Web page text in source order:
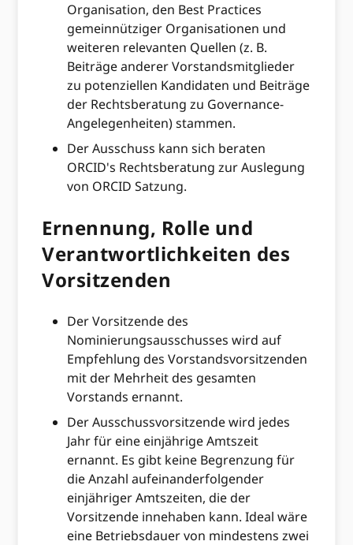
Organisation, den Best Practices
gemeinnütziger Organisationen und
weiteren relevanten Quellen (z. B.
Beiträge anderer Vorstandsmitglieder
zu potenziellen Kandidaten und Beiträge
der Rechtsberatung zu Governance-
Angelegenheiten) stammen.
Der Ausschuss kann sich beraten
ORCID's Rechtsberatung zur Auslegung
von ORCID Satzung.
Ernennung, Rolle und
Verantwortlichkeiten des
Vorsitzenden
Der Vorsitzende des
Nominierungsausschusses wird auf
Empfehlung des Vorstandsvorsitzenden
mit der Mehrheit des gesamten
Vorstands ernannt.
Der Ausschussvorsitzende wird jedes
Jahr für eine einjährige Amtszeit
ernannt. Es gibt keine Begrenzung für
die Anzahl aufeinanderfolgender
einjähriger Amtszeiten, die der
Vorsitzende innehaben kann. Ideal wäre
eine Betriebsdauer von mindestens zwei